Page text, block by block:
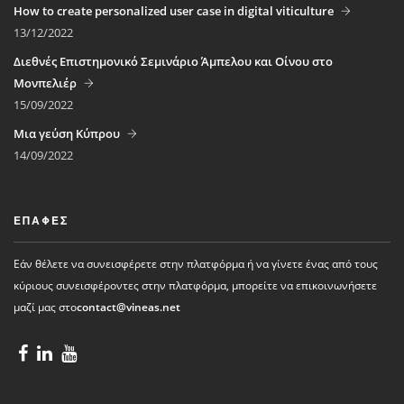
How to create personalized user case in digital viticulture
13/12/2022
Διεθνές Επιστημονικό Σεμινάριο Άμπελου και Οίνου στο
Μονπελιέρ
15/09/2022
Μια γεύση Κύπρου
14/09/2022
ΕΠΑΦΈΣ
Εάν θέλετε να συνεισφέρετε στην πλατφόρμα ή να γίνετε ένας από τους
κύριους συνεισφέροντες στην πλατφόρμα, μπορείτε να επικοινωνήσετε
μαζί μας στοcontact@vineas.net